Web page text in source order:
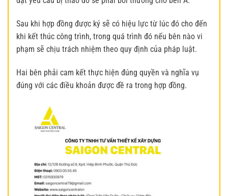
Sau khi hợp đồng được ký sẽ có hiệu lực từ lúc đó cho đến
khi kết thúc công trình, trong quá trình đó nếu bên nào vi
phạm sẽ chịu trách nhiệm theo quy định của pháp luật.
Hai bên phải cam kết thực hiện đúng quyền và nghĩa vụ
đúng với các điều khoản được đề ra trong hợp đồng.